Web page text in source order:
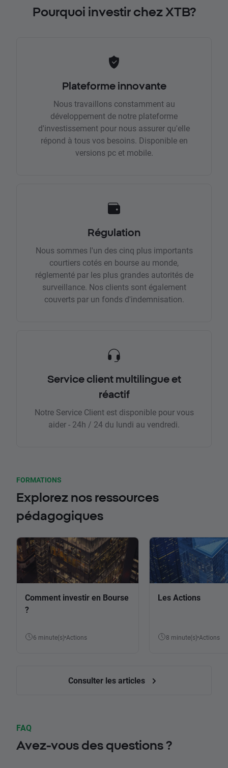
Pourquoi investir chez XTB?
Plateforme innovante
Nous travaillons constamment au
développement de notre plateforme
d'investissement pour nous assurer qu'elle
répond à tous vos besoins. Disponible en
versions pc et mobile.
Régulation
Nous sommes l'un des cinq plus importants
courtiers cotés en bourse au monde,
réglementé par les plus grandes autorités de
surveillance. Nos clients sont également
couverts par un fonds d'indemnisation.
Service client multilingue et
réactif
Notre Service Client est disponible pour vous
aider - 24h / 24 du lundi au vendredi.
FORMATIONS
Explorez nos ressources
pédagogiques
Comment investir en Bourse
?
6 minute(s) Actions
Les Actions
8 minute(s) Actions
Consulter les articles
FAQ
Avez-vous des questions ?